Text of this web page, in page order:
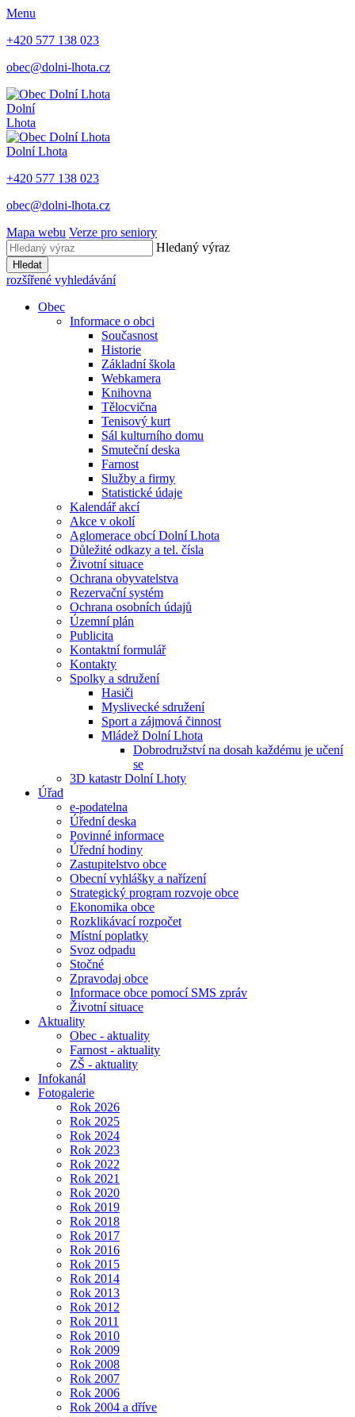
Menu
+420 577 138 023
obec@dolni-lhota.cz
Dolní
Lhota
Dolní Lhota
+420 577 138 023
obec@dolni-lhota.cz
Mapa webu Verze pro seniory
Hledaný výraz
Hledat
rozšířené vyhledávání
Obec
Informace o obci
Současnost
Historie
Základní škola
Webkamera
Knihovna
Tělocvična
Tenisový kurt
Sál kulturního domu
Smuteční deska
Farnost
Služby a firmy
Statistické údaje
Kalendář akcí
Akce v okolí
Aglomerace obcí Dolní Lhota
Důležité odkazy a tel. čísla
Životní situace
Ochrana obyvatelstva
Rezervační systém
Ochrana osobních údajů
Územní plán
Publicita
Kontaktní formulář
Kontakty
Spolky a sdružení
Hasiči
Myslivecké sdružení
Sport a zájmová činnost
Mládež Dolní Lhota
Dobrodružství na dosah každému je učení
se
3D katastr Dolní Lhoty
Úřad
e-podatelna
Úřední deska
Povinné informace
Úřední hodiny
Zastupitelstvo obce
Obecní vyhlášky a nařízení
Strategický program rozvoje obce
Ekonomika obce
Rozklikávací rozpočet
Místní poplatky
Svoz odpadu
Stočné
Zpravodaj obce
Informace obce pomocí SMS zpráv
Životní situace
Aktuality
Obec - aktuality
Farnost - aktuality
ZŠ - aktuality
Infokanál
Fotogalerie
Rok 2026
Rok 2025
Rok 2024
Rok 2023
Rok 2022
Rok 2021
Rok 2020
Rok 2019
Rok 2018
Rok 2017
Rok 2016
Rok 2015
Rok 2014
Rok 2013
Rok 2012
Rok 2011
Rok 2010
Rok 2009
Rok 2008
Rok 2007
Rok 2006
Rok 2004 a dříve